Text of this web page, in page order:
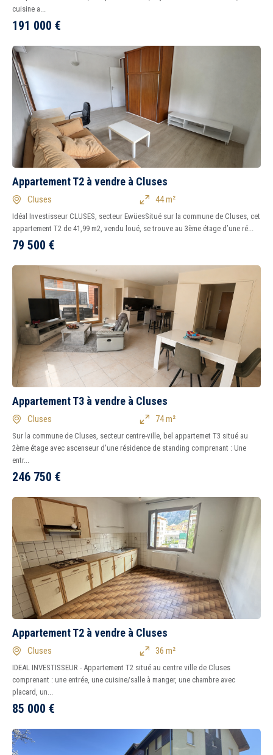
cuisine a...
191 000 €
Appartement T2 à vendre à Cluses
Cluses 44 m²
Idéal Investisseur CLUSES, secteur EwüesSitué sur la commune de Cluses, cet
appartement T2 de 41,99 m2, vendu loué, se trouve au 3ème étage d’une ré...
79 500 €
Appartement T3 à vendre à Cluses
Cluses 74 m²
Sur la commune de Cluses, secteur centre-ville, bel appartemet T3 situé au
2ème étage avec ascenseur d'une résidence de standing comprenant : Une
entr...
246 750 €
Appartement T2 à vendre à Cluses
Cluses 36 m²
IDEAL INVESTISSEUR - Appartement T2 situé au centre ville de Cluses
comprenant : une entrée, une cuisine/salle à manger, une chambre avec
placard, un...
85 000 €